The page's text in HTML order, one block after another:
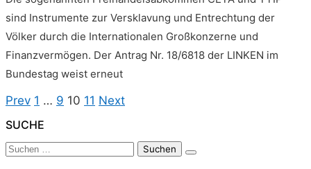
sind Instrumente zur Versklavung und Entrechtung der
Völker durch die Internationalen Großkonzerne und
Finanzvermögen. Der Antrag Nr. 18/6818 der LINKEN im
Bundestag weist erneut
Seitennummerierung
Der
Beiträge
PrevPrevious
Page
1 … Page
9 Page
10 Page
11 NextNext
SUCHE
Suchen
nach: